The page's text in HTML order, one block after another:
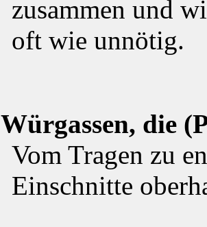
zusammen und
oft wie unnötig.
Würgassen, die
Vom Tragen zu
Einschnitte